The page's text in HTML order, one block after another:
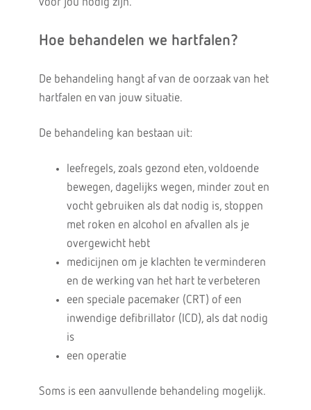
voor jou nodig zijn.
Hoe behandelen we hartfalen?
De behandeling hangt af van de oorzaak van het
hartfalen en van jouw situatie.
De behandeling kan bestaan uit:
leefregels, zoals gezond eten, voldoende
bewegen, dagelijks wegen, minder zout en
vocht gebruiken als dat nodig is, stoppen
met roken en alcohol en afvallen als je
overgewicht hebt
medicijnen om je klachten te verminderen
en de werking van het hart te verbeteren
een speciale pacemaker (CRT) of een
inwendige defibrillator (ICD), als dat nodig
is
een operatie
Soms is een aanvullende behandeling mogelijk.